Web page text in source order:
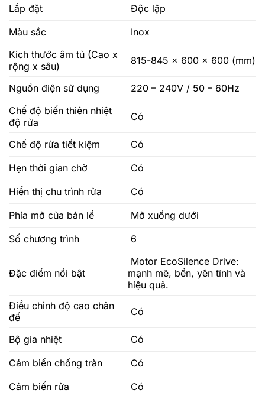
Lắp đặt
Độc lập
Màu sắc
Inox
Kich thước âm tủ (Cao x
rộng x sâu)
815-845 x 600 x 600 (mm)
Nguồn điện sử dụng
220 – 240V / 50 – 60Hz
Chế độ biến thiên nhiệt
độ rửa
Có
Chế độ rửa tiết kiệm
Có
Hẹn thời gian chờ
Có
Hiển thị chu trình rửa
Có
Phía mở của bản lề
Mở xuống dưới
Số chương trình
6
Đặc điểm nổi bật
Motor EcoSilence Drive:
mạnh mẽ, bền, yên tĩnh và
hiệu quả.
Điều chỉnh độ cao chân
đế
Có
Bộ gia nhiệt
Có
Cảm biến chống tràn
Có
Cảm biến rửa
Có